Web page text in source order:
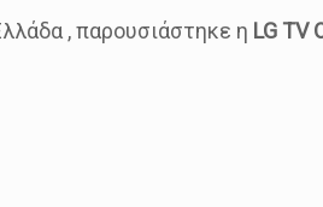
, παρουσιάστηκε η LG TV